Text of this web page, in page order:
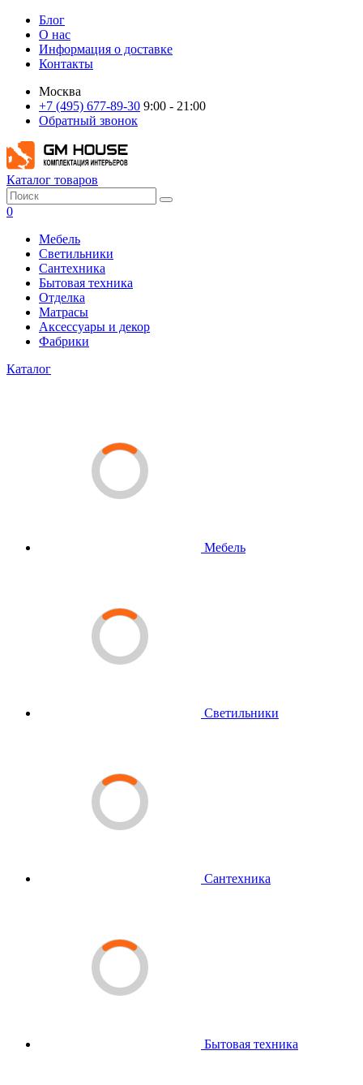
Блог
О нас
Информация о доставке
Контакты
Москва
+7 (495) 677-89-30 9:00 - 21:00
Обратный звонок
Каталог товаров
0
Мебель
Светильники
Сантехника
Бытовая техника
Отделка
Матрасы
Аксессуары и декор
Фабрики
Каталог
Мебель
Светильники
Сантехника
Бытовая техника